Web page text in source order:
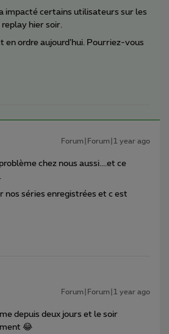
impacté certains utilisateurs sur les
hier soir.
ordre aujourd’hui. Pourriez-vous
Forum|Forum|1 year ago
chez nous aussi....et ce
nos séries enregistrées et c est
Forum|Forum|1 year ago
depuis deux jours et le soir
😂